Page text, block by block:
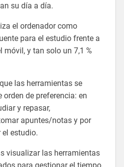
su día a día.
el ordenador como
para el estudio frente a
móvil, y tan solo un 7,1 %
las herramientas se
de preferencia: en
y repasar,
apuntes/notas y por
estudio.
visualizar las herramientas